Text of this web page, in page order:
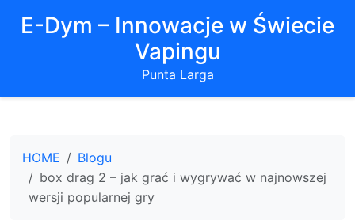
E-Dym – Innowacje w Świecie
Vapingu
Punta Larga
HOME
Blogu
box drag 2 – jak grać i wygrywać w najnowszej
wersji popularnej gry